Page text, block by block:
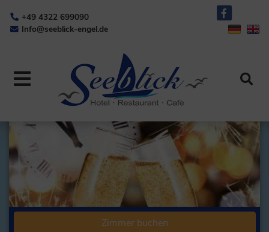
+49 4322 699090
Info@seeblick-engel.de
Zimmer buchen